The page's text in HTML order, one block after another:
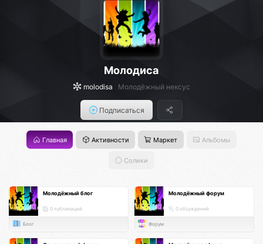
Молодиса
molodisa Молодёжный нексус
Подписаться
Главная Активности Маркет Альбомы
Солики
Молодёжный блог
0 публикаций
Блог
Молодёжный форум
0 обсуждений
Форум